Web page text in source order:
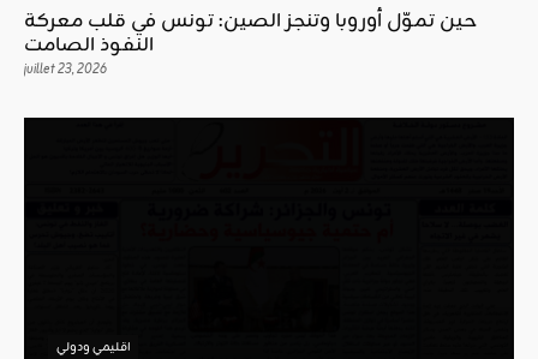
حين تموّل أوروبا وتنجز الصين: تونس في قلب معركة
النفوذ الصامت
juillet 23, 2026
اقليمي ودولي